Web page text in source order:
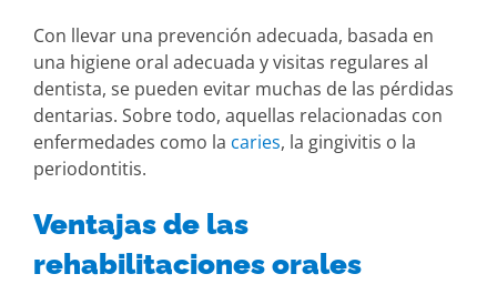
Con llevar una prevención adecuada, basada en
una higiene oral adecuada y visitas regulares al
dentista, se pueden evitar muchas de las pérdidas
dentarias. Sobre todo, aquellas relacionadas con
enfermedades como la caries, la gingivitis o la
periodontitis.
Ventajas de las
rehabilitaciones orales